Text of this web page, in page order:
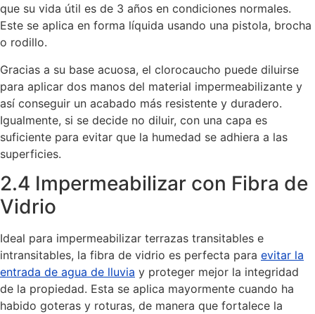
que su vida útil es de 3 años en condiciones normales.
Este se aplica en forma líquida usando una pistola, brocha
o rodillo.
Gracias a su base acuosa, el clorocaucho puede diluirse
para aplicar dos manos del material impermeabilizante y
así conseguir un acabado más resistente y duradero.
Igualmente, si se decide no diluir, con una capa es
suficiente para evitar que la humedad se adhiera a las
superficies.
2.4 Impermeabilizar con Fibra de
Vidrio
Ideal para impermeabilizar terrazas transitables e
intransitables, la fibra de vidrio es perfecta para evitar la
entrada de agua de lluvia y proteger mejor la integridad
de la propiedad. Esta se aplica mayormente cuando ha
habido goteras y roturas, de manera que fortalece la